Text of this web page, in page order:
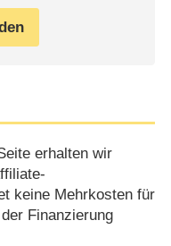
erhalten wir
keine Mehrkosten für
Finanzierung